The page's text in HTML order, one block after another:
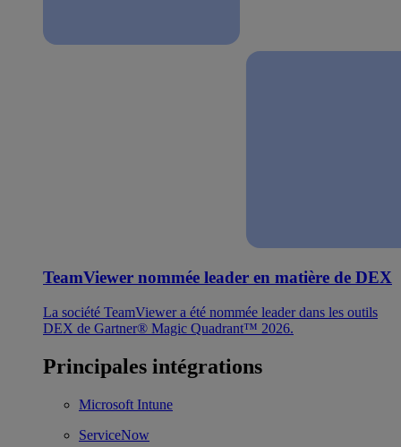
TeamViewer nommée leader en matière de DEX
La société TeamViewer a été nommée leader dans les outils
DEX de Gartner® Magic Quadrant™ 2026.
Principales intégrations
Microsoft Intune
ServiceNow